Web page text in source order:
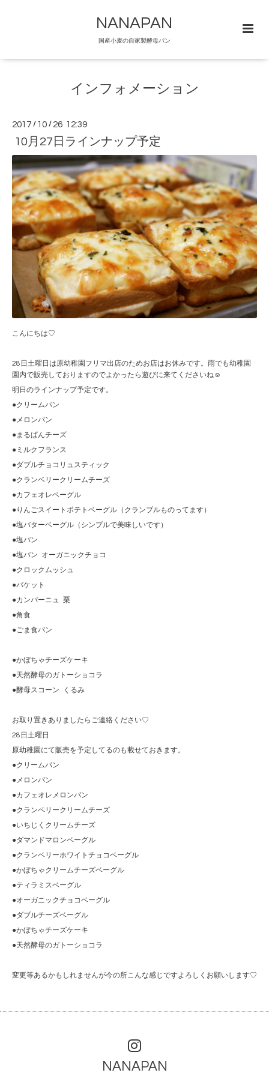
NANAPAN
国産小麦の自家製酵母パン
インフォメーション
2017 / 10 / 26 12:39
10月27日ラインナップ予定
こんにちは♡
28日土曜日は原幼稚園フリマ出店のためお店はお休みです。雨でも幼稚園
園内で販売しておりますのでよかったら遊びに来てくださいね☺︎
明日のラインナップ予定です。
●クリームパン
●メロンパン
●まるぱんチーズ
●ミルクフランス
●ダブルチョコリュスティック
●クランベリークリームチーズ
●カフェオレベーグル
●りんごスイートポテトベーグル（クランブルものってます）
●塩バターベーグル（シンプルで美味しいです）
●塩パン
●塩パン オーガニックチョコ
●クロックムッシュ
●バケット
●カンパーニュ 栗
●角食
●ごま食パン
●かぼちゃチーズケーキ
●天然酵母のガトーショコラ
●酵母スコーン くるみ
お取り置きありましたらご連絡ください♡
28日土曜日
原幼稚園にて販売を予定してるのも載せておきます。
●クリームパン
●メロンパン
●カフェオレメロンパン
●クランベリークリームチーズ
●いちじくクリームチーズ
●ダマンドマロンベーグル
●クランベリーホワイトチョコベーグル
●かぼちゃクリームチーズベーグル
●ティラミスベーグル
●オーガニックチョコベーグル
●ダブルチーズベーグル
●かぼちゃチーズケーキ
●天然酵母のガトーショコラ
変更等あるかもしれませんが今の所こんな感じですよろしくお願いします♡
NANAPAN